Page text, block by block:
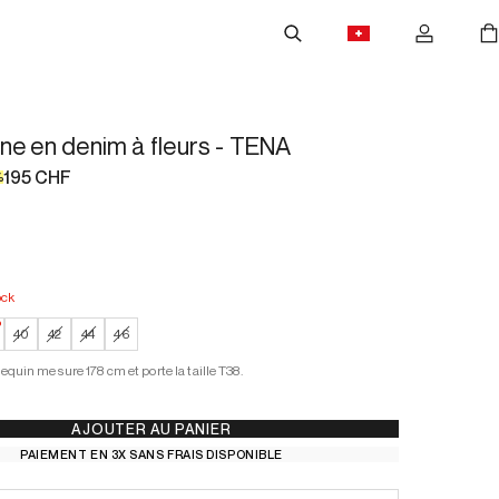
en denim à fleurs - TENA
195 CHF
stock
Faible stock
40 42 44 46
mesure 178 cm et porte la taille T38.
AJOUTER AU PANIER
PAIEMENT EN 3X SANS FRAIS DISPONIBLE